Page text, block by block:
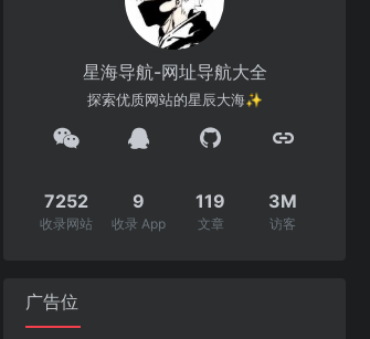
星海导航-网址导航大全
探索优质网站的星辰大海✨
7252
收录网站
9
收录 App
119
文章
3M
访客
广告位